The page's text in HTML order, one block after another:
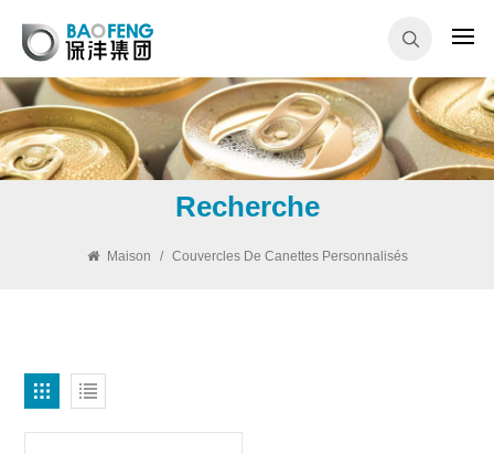
Recherche
Maison / Couvercles De Canettes Personnalisés